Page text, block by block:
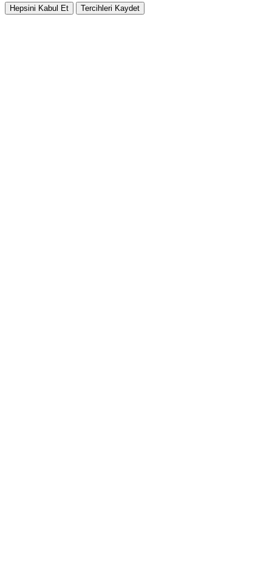
Hepsini Kabul Et Tercihleri Kaydet